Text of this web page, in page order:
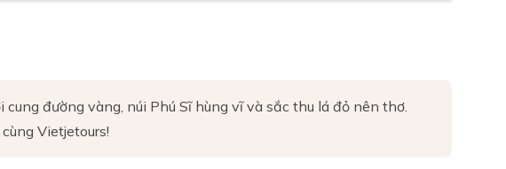
đường vàng, núi Phú Sĩ hùng vĩ và sắc thu lá đỏ nên thơ.
Vietjetours!